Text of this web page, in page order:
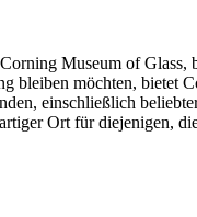
Museum of Glass,
bleiben möchten,
einschließlich
Ort für diejenigen,